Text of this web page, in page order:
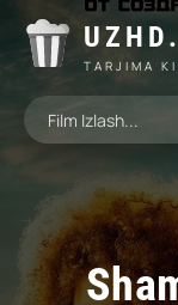
TARJIMA